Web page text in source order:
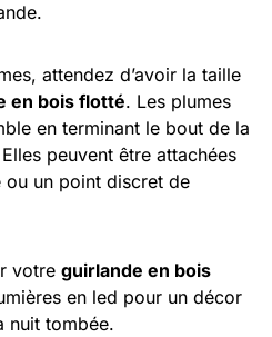
attendez d’avoir la taille
en bois flotté. Les plumes
en terminant le bout de la
peuvent être attachées
ou un point discret de
votre guirlande en bois
en led pour un décor
nuit tombée.